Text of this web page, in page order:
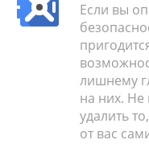
Если вы
лишнему
на них. Не
удалить
от вас